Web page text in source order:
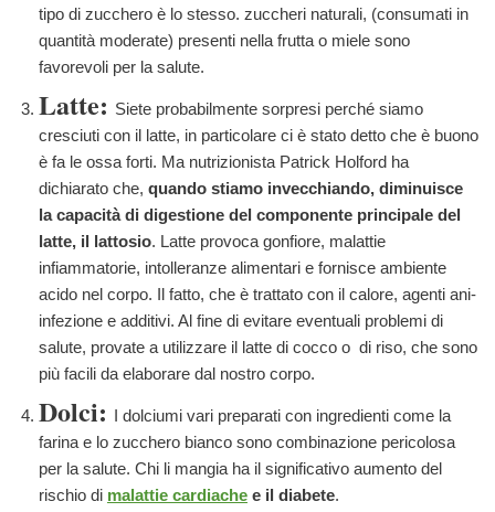
tipo di zucchero è lo stesso. zuccheri naturali, (consumati in
quantità moderate) presenti nella frutta o miele sono
favorevoli per la salute.
Latte: Siete probabilmente sorpresi perché siamo
cresciuti con il latte, in particolare ci è stato detto che è buono
è fa le ossa forti. Ma nutrizionista Patrick Holford ha
dichiarato che, quando stiamo invecchiando, diminuisce
la capacità di digestione del componente principale del
latte, il lattosio. Latte provoca gonfiore, malattie
infiammatorie, intolleranze alimentari e fornisce ambiente
acido nel corpo. Il fatto, che è trattato con il calore, agenti ani-
infezione e additivi. Al fine di evitare eventuali problemi di
salute, provate a utilizzare il latte di cocco o di riso, che sono
più facili da elaborare dal nostro corpo.
Dolci: I dolciumi vari preparati con ingredienti come la
farina e lo zucchero bianco sono combinazione pericolosa
per la salute. Chi li mangia ha il significativo aumento del
rischio di malattie cardiache e il diabete.